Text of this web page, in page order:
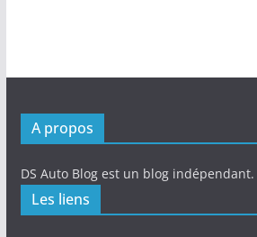
A propos
DS Auto Blog est un blog indépendant.
Les liens